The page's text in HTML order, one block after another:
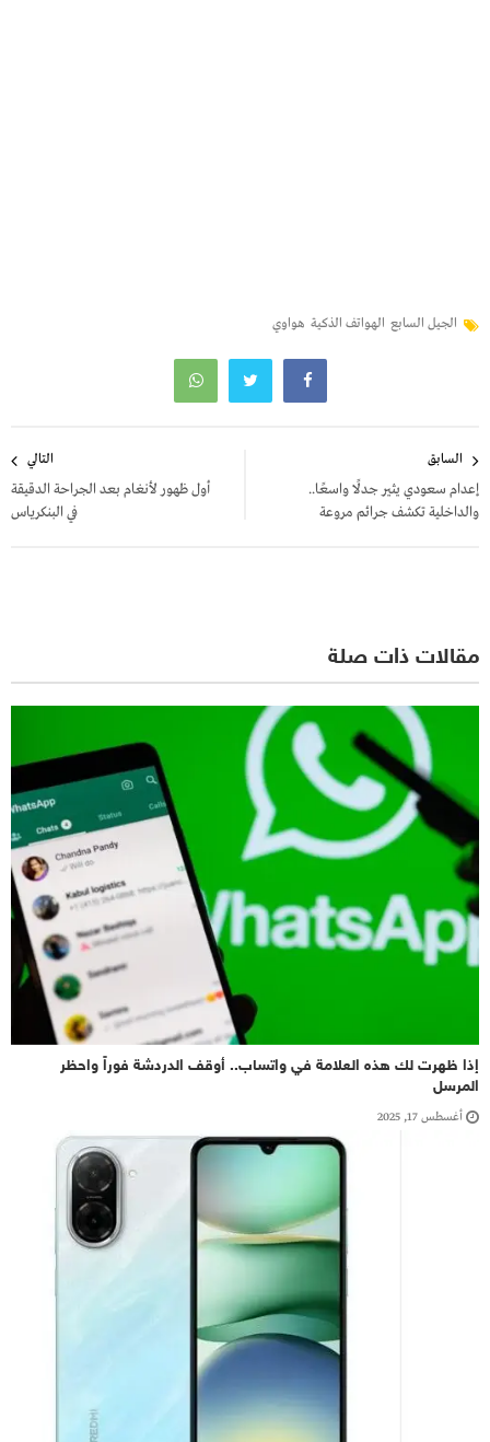
الجيل السابع الهواتف الذكية هواوي
المقالات
السابق
إعدام سعودي يثير جدلًا واسعًا..
والداخلية تكشف جرائم مروعة
التالي
أول ظهور لأنغام بعد الجراحة الدقيقة
في البنكرياس
مقالات ذات صلة
إذا ظهرت لك هذه العلامة في واتساب.. أوقف الدردشة فوراً واحظر
المرسل
أغسطس 17, 2025